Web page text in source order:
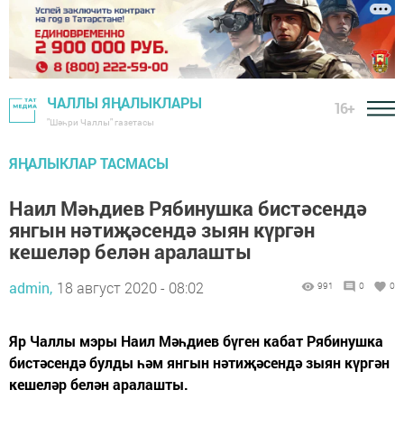
ЧАЛЛЫ ЯҢАЛЫКЛАРЫ
"Шәһри Чаллы" газетасы
16+
ЯҢАЛЫКЛАР ТАСМАСЫ
Наил Мәһдиев Рябинушка бистәсендә
янгын нәтиҗәсендә зыян күргән
кешеләр белән аралашты
admin, 18 август 2020 - 08:02 991 0 0
Яр Чаллы мэры Наил Мәһдиев бүген кабат Рябинушка
бистәсендә булды һәм янгын нәтиҗәсендә зыян күргән
кешеләр белән аралашты.